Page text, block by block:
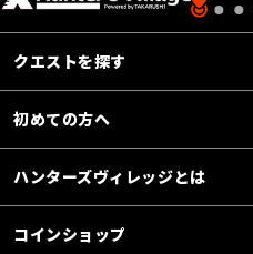
クエストを探す
初めての方へ
ハンターズヴィレッジとは
コインショップ